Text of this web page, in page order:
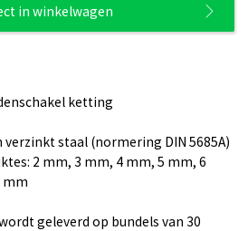
in winkelwagen
ketting
staal (normering DIN 5685A)
2 mm, 3 mm, 4 mm, 5 mm, 6
mm
geleverd op bundels van 30